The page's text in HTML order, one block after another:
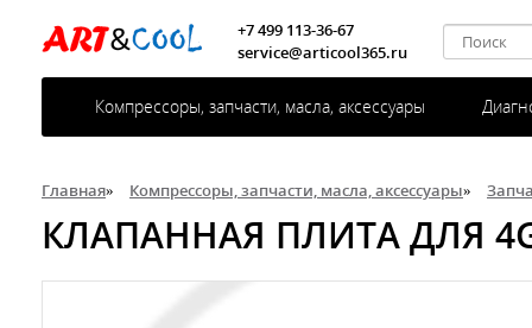
Компрессоры, запчасти, масла, аксессуары
+7 499 113-36-67
service@articool365.ru
Главная» Компрессоры, запчасти, масла, аксессуары»
КЛАПАННАЯ ПЛИТА ДЛЯ